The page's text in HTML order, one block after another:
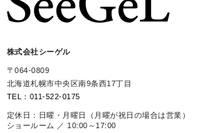
株式会社シーゲル
〒064-0809
北海道札幌市中央区南9条西17丁目
TEL：011-522-0175
定休日：日曜・月曜日（月曜が祝日の場合は営業）
ショールーム ／ 10:00～17:00